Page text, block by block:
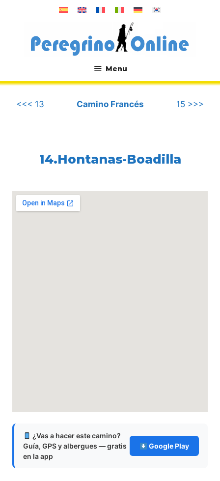
Menu
.
<<< 13
Camino Francés 15 >>>
14.Hontanas-Boadilla
¿Vas a hacer este camino?
Guía, GPS y albergues — gratis
en la app
Google Play